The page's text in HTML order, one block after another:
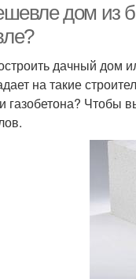
дом из
дачный дом
на такие
газобетона? Чтобы